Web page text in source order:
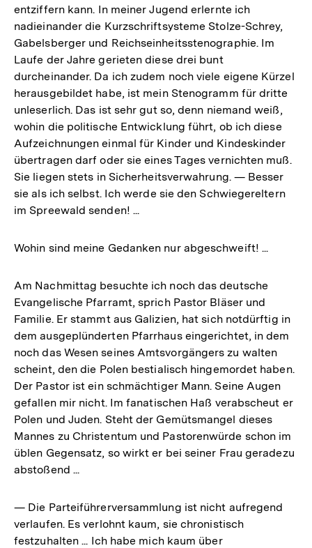
entziffern kann. In meiner Jugend erlernte ich
nadieinander die Kurzschriftsysteme Stolze-Schrey,
Gabelsberger und Reichseinheitsstenographie. Im
Laufe der Jahre gerieten diese drei bunt
durcheinander. Da ich zudem noch viele eigene Kürzel
herausgebildet habe, ist mein Stenogramm für dritte
unleserlich. Das ist sehr gut so, denn niemand weiß,
wohin die politische Entwicklung führt, ob ich diese
Aufzeichnungen einmal für Kinder und Kindeskinder
übertragen darf oder sie eines Tages vernichten muß.
Sie liegen stets in Sicherheitsverwahrung. — Besser
sie als ich selbst. Ich werde sie den Schwiegereltern
im Spreewald senden! ...
Wohin sind meine Gedanken nur abgeschweift! ...
Am Nachmittag besuchte ich noch das deutsche
Evangelische Pfarramt, sprich Pastor Bläser und
Familie. Er stammt aus Galizien, hat sich notdürftig in
dem ausgeplünderten Pfarrhaus eingerichtet, in dem
noch das Wesen seines Amtsvorgängers zu walten
scheint, den die Polen bestialisch hingemordet haben.
Der Pastor ist ein schmächtiger Mann. Seine Augen
gefallen mir nicht. Im fanatischen Haß verabscheut er
Polen und Juden. Steht der Gemütsmangel dieses
Mannes zu Christentum und Pastorenwürde schon im
üblen Gegensatz, so wirkt er bei seiner Frau geradezu
abstoßend ...
— Die Parteiführerversammlung ist nicht aufregend
verlaufen. Es verlohnt kaum, sie chronistisch
festzuhalten ... Ich habe mich kaum über